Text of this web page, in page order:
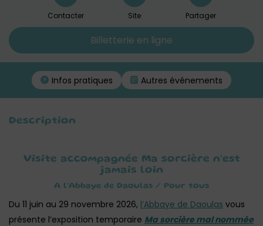
Contacter Site Partager
Billetterie en ligne
Infos pratiques Autres événements
Description
Visite accompagnée Ma sorcière n’est
jamais loin
A l’Abbaye de Daoulas / Pour tous
Du 11 juin au 29 novembre 2026, l’Abbaye de Daoulas vous
présente l’exposition temporaire Ma sorcière mal nommée